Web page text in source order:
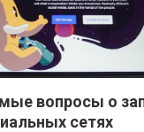
вопросы о
сетях